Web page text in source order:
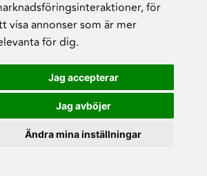
,för
visa annonser som är mer
för dig.
Jag accepterar
Jag avböjer
Ändra mina inställningar